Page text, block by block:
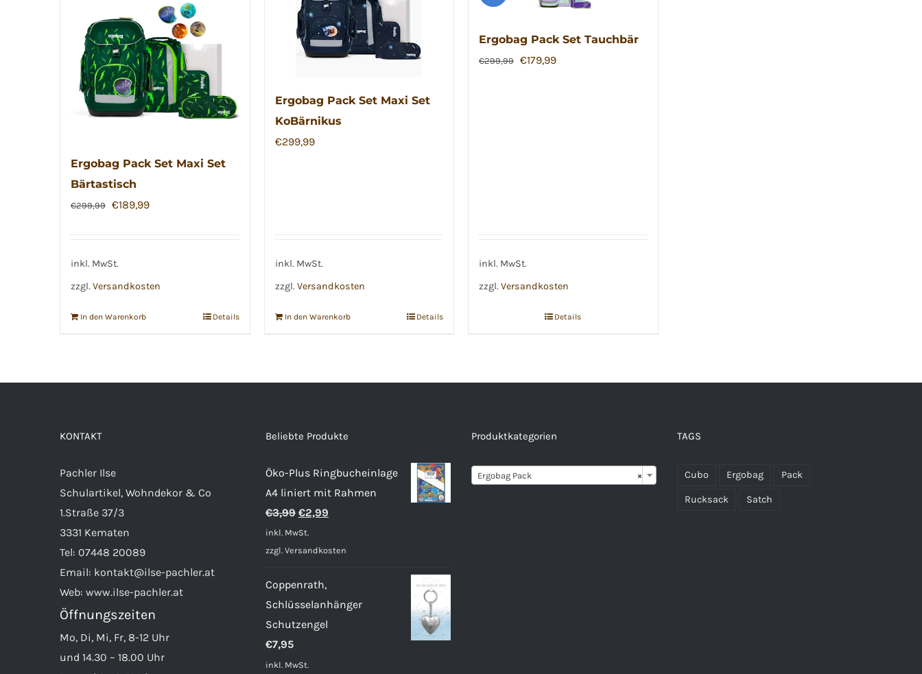
Ergobag Pack Set Maxi Set
Bärtastisch
€299,99 Ursprünglicher
€299,99
€189,99Aktueller
inkl. MwSt.
zzgl. Versandkosten
In den Warenkorb Details
Ergobag Pack Set Maxi Set
KoBärnikus
€299,99
inkl. MwSt.
zzgl. Versandkosten
In den Warenkorb Details
Ergobag Pack Set Tauchbär
€299,99 Ursprünglicher
€179,99Aktueller
inkl. MwSt.
zzgl. Versandkosten
Details
KONTAKT
Pachler Ilse
Schulartikel, Wohndekor & Co
1.Straße 37/3
3331 Kematen
Tel: 07448 20089
Email: kontakt@ilse-pachler.at
Web: www.ilse-pachler.at
Öffnungszeiten
Mo, Di, Mi, Fr, 8-12 Uhr
und 14.30 – 18.00 Uhr
Beliebte Produkte
Öko-Plus Ringbucheinlage
A4 liniert mit Rahmen
€3,99 Ursprünglicher
Preis
war:
€2,99
ist:
inkl. MwSt.
zzgl. Versandkosten
Coppenrath,
Schlüsselanhänger
Schutzengel
€7,95
inkl. MwSt.
Produktkategorien
×
Ergobag Pack
TAGS
Cubo Ergobag Pack
Rucksack Satch